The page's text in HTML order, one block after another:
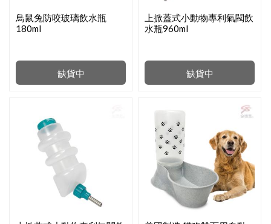
缺貨中
鳥鼠兔防咬玻璃飲水瓶
180ml
缺貨中
上掀蓋式小動物專利氣閥飲
水瓶960ml